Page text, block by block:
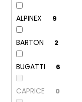
ALPINEX 9
BARTON 2
BUGATTI 6
CAPRICE 0
m
KORKOVÝ
NAZOUVÁK
JEDNOPÁSKOVÝ
215201